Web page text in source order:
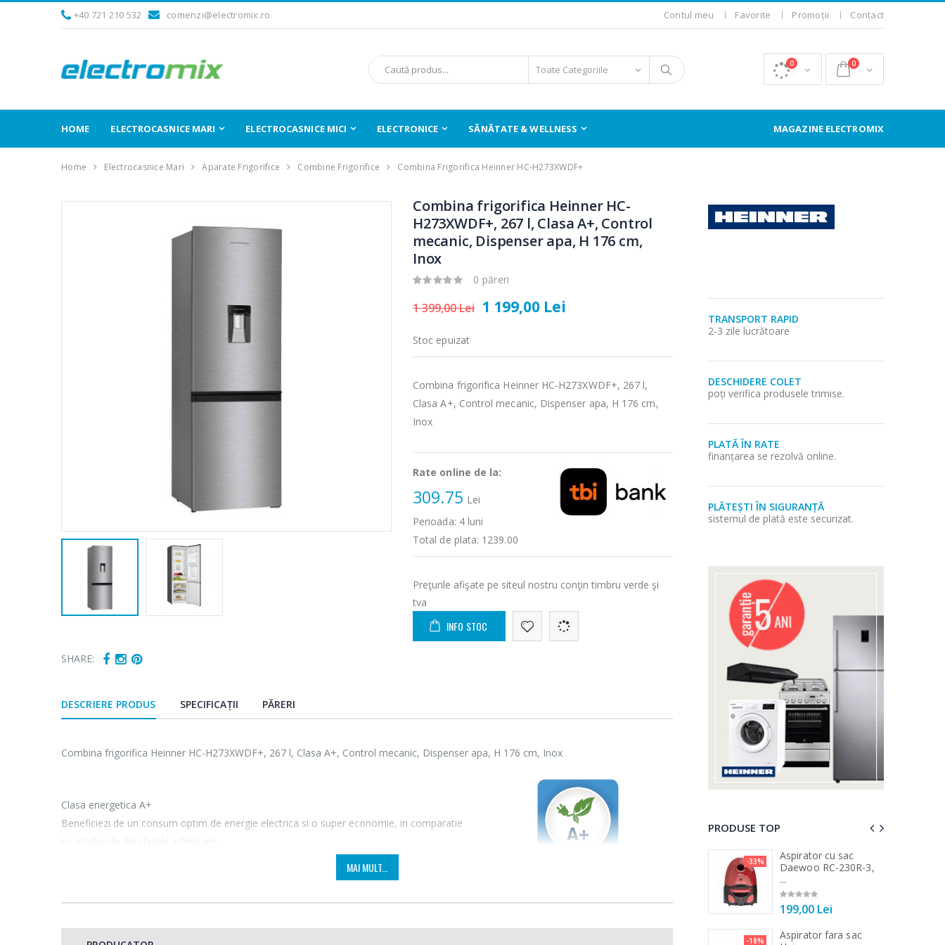
+40 721 210 532 comenzi@electromix.ro Contul meu Favorite Promoții Contact
0 0
HOME ELECTROCASNICE MARI ELECTROCASNICE MICI ELECTRONICE SĂNĂTATE & WELLNESS MAGAZINE ELECTROMIX
Home Electrocasnice Mari Aparate Frigorifice Combine Frigorifice Combina Frigorifica Heinner HC-H273XWDF+
SHARE:
Combina frigorifica Heinner HC-
H273XWDF+, 267 l, Clasa A+, Control
mecanic, Dispenser apa, H 176 cm,
Inox
0 păreri
1 399,00 Lei 1 199,00 Lei
Stoc epuizat
Combina frigorifica Heinner HC-H273XWDF+, 267 l,
Clasa A+, Control mecanic, Dispenser apa, H 176 cm,
Inox
Rate online de la:
309.75 Lei
Perioada: 4luni
Total de plata: 1239.00
Preţurile afişate pe siteul nostru conţin timbru verde şi
tva
INFO STOC
DESCRIERE PRODUS SPECIFICAȚII PĂRERI
Combina frigorifica Heinner HC-H273XWDF+, 267 l, Clasa A+, Control mecanic, Dispenser apa, H 176 cm, Inox
Clasa energetica A+
Beneficiezi de un consum optim de energie electrica si o super economie, in comparatie
cu produsele din clasele inferioare.
MAI MULT...
TRANSPORT RAPID
2-3 zile lucrătoare
DESCHIDERE COLET
poți verifica produsele trimise.
PLATĂ ÎN RATE
finanțarea se rezolvă online.
PLĂTEȘTI ÎN SIGURANȚĂ
sistemul de plată este securizat.
PRODUSE TOP
-33%
Aspirator cu sac
Daewoo RC-230R-3,
...
199,00 Lei
-18%
Aspirator fara sac